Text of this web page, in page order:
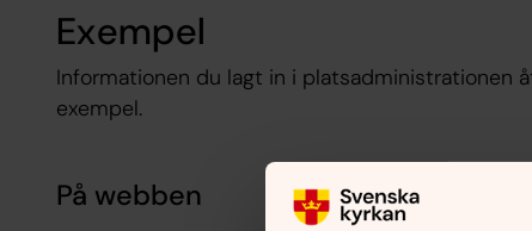
Exempel
Informationen du lagt in i platsadministrationen
exempel.
På webben